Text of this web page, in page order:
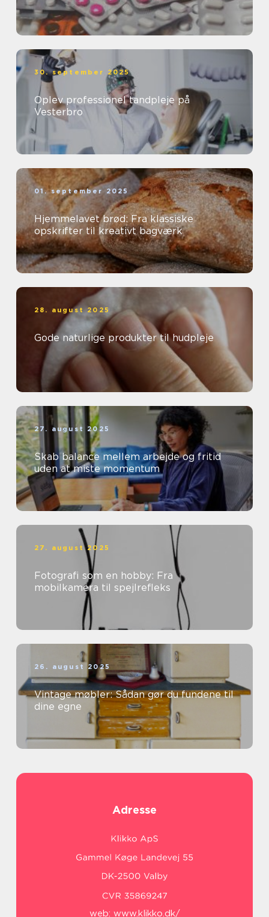
30. september 2025
Oplev professionel tandpleje på
Vesterbro
01. september 2025
Hjemmelavet brød: Fra klassiske
opskrifter til kreativt bagværk
28. august 2025
Gode naturlige produkter til hudpleje
27. august 2025
Skab balance mellem arbejde og fritid
uden at miste momentum
27. august 2025
Fotografi som en hobby: Fra
mobilkamera til spejlrefleks
26. august 2025
Vintage møbler: Sådan gør du fundene til
dine egne
Adresse
web: www.klikko.dk/